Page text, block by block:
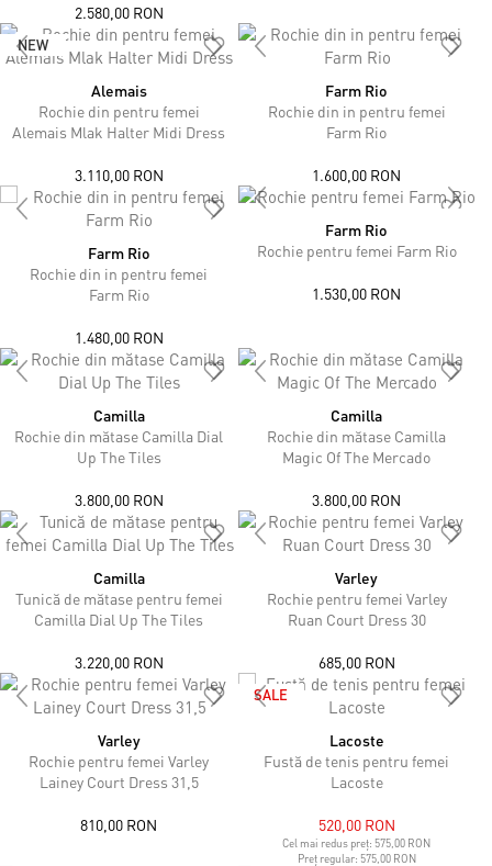
2.580,00 RON
NEW
Alemais
Rochie din pentru femei
Alemais Mlak Halter Midi Dress
3.110,00 RON
Farm Rio
Rochie din in pentru femei
Farm Rio
1.600,00 RON
Farm Rio
Rochie din in pentru femei
Farm Rio
1.480,00 RON
Farm Rio
Rochie pentru femei Farm Rio
1.530,00 RON
Camilla
Rochie din mătase Camilla Dial
Up The Tiles
3.800,00 RON
Camilla
Rochie din mătase Camilla
Magic Of The Mercado
3.800,00 RON
Camilla
Tunică de mătase pentru femei
Camilla Dial Up The Tiles
3.220,00 RON
Varley
Rochie pentru femei Varley
Ruan Court Dress 30
685,00 RON
Varley
Rochie pentru femei Varley
Lainey Court Dress 31,5
810,00 RON
SALE
Lacoste
Fustă de tenis pentru femei
Lacoste
520,00 RON
Cel mai redus preț: 575,00 RON
Preț regular: 575,00 RON